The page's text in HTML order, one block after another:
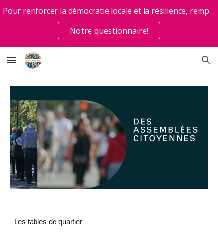
Skip to navigation
Pour renforcer la démocratie locale et la résilience, remplissez
Notre questionnaire!
Les tables de quartier